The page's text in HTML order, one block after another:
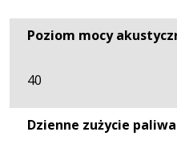
Poziom mocy
40
Dzienne zużycie